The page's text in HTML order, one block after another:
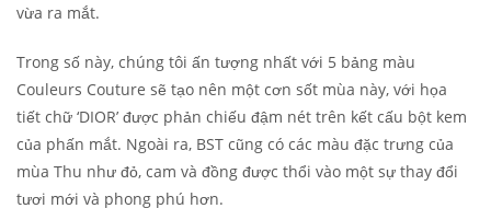
vừa ra mắt.
Trong số này, chúng tôi ấn tượng nhất với 5 bảng màu
Couleurs Couture sẽ tạo nên một cơn sốt mùa này, với họa
tiết chữ ‘DIOR’ được phản chiếu đậm nét trên kết cấu bột kem
của phấn mắt. Ngoài ra, BST cũng có các màu đặc trưng của
mùa Thu như đỏ, cam và đồng được thổi vào một sự thay đổi
tươi mới và phong phú hơn.